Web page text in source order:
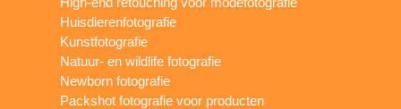
Huisdierenfotografie
Kunstfotografie
Natuur- en wildlife fotografie
Newborn fotografie
Packshot fotografie voor producten